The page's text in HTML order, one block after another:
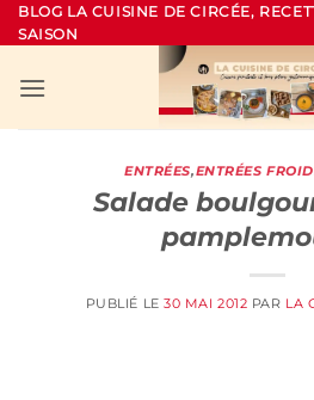
Passer
au
BLOG LA CUISINE DE CIRCÉE,
SAISON
ENTRÉES,ENTRÉES
Salade
PUBLIÉ LE30 MAI 2012 PAR LA